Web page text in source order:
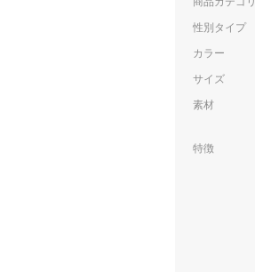
性別タイプ
カラー
サイズ
素材
特徴